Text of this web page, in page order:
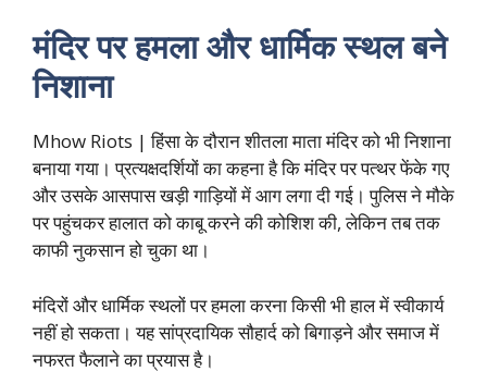
मंदिर पर हमला और धार्मिक स्थल बने
निशाना
Mhow Riots | हिंसा के दौरान शीतला माता मंदिर को भी निशाना
बनाया गया। प्रत्यक्षदर्शियों का कहना है कि मंदिर पर पत्थर फेंके गए
और उसके आसपास खड़ी गाड़ियों में आग लगा दी गई। पुलिस ने मौके
पर पहुंचकर हालात को काबू करने की कोशिश की, लेकिन तब तक
काफी नुकसान हो चुका था।
मंदिरों और धार्मिक स्थलों पर हमला करना किसी भी हाल में स्वीकार्य
नहीं हो सकता। यह सांप्रदायिक सौहार्द को बिगाड़ने और समाज में
नफरत फैलाने का प्रयास है।